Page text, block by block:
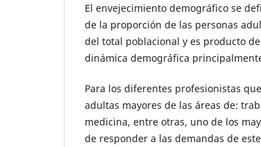
El envejecimiento demográfico se
de la proporción de las personas
del total poblacional y es producto
dinámica demográfica
Para los diferentes profesionistas
adultas mayores de las áreas de:
medicina, entre otras, uno de los
de responder a las demandas de